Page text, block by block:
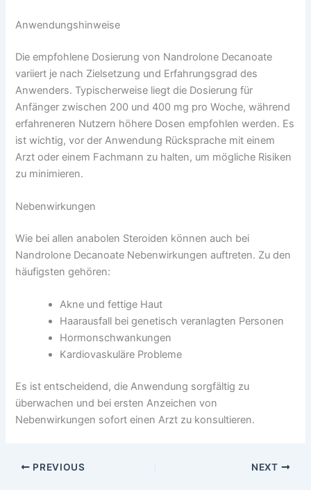
Anwendungshinweise
Die empfohlene Dosierung von Nandrolone Decanoate
variiert je nach Zielsetzung und Erfahrungsgrad des
Anwenders. Typischerweise liegt die Dosierung für
Anfänger zwischen 200 und 400 mg pro Woche, während
erfahreneren Nutzern höhere Dosen empfohlen werden. Es
ist wichtig, vor der Anwendung Rücksprache mit einem
Arzt oder einem Fachmann zu halten, um mögliche Risiken
zu minimieren.
Nebenwirkungen
Wie bei allen anabolen Steroiden können auch bei
Nandrolone Decanoate Nebenwirkungen auftreten. Zu den
häufigsten gehören:
Akne und fettige Haut
Haarausfall bei genetisch veranlagten Personen
Hormonschwankungen
Kardiovaskuläre Probleme
Es ist entscheidend, die Anwendung sorgfältig zu
überwachen und bei ersten Anzeichen von
Nebenwirkungen sofort einen Arzt zu konsultieren.
PREVIOUS NEXT